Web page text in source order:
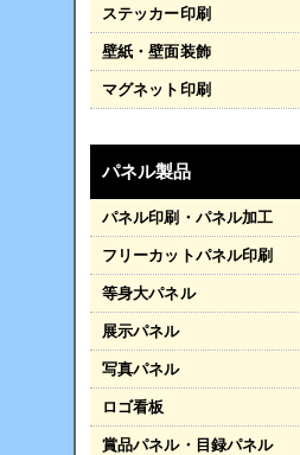
ステッカー印刷
壁紙・壁面装飾
マグネット印刷
パネル製品
パネル印刷・パネル加工
フリーカットパネル印刷
等身大パネル
展示パネル
写真パネル
ロゴ看板
賞品パネル・目録パネル